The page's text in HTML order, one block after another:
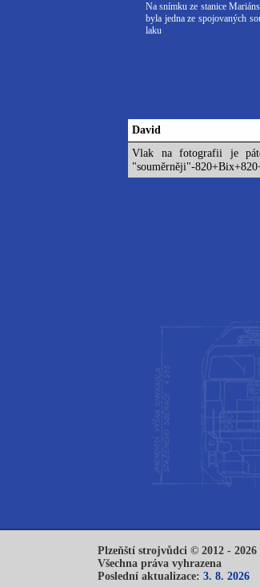
Na snímku ze stanice
byla jedna ze spojovaných
laku
David
Vlak na fotografii je
"souměrněji"-
Plzeňští strojvůdci © 2012 - 2026
Všechna práva vyhrazena
Poslední aktualizace: 3. 8. 2026